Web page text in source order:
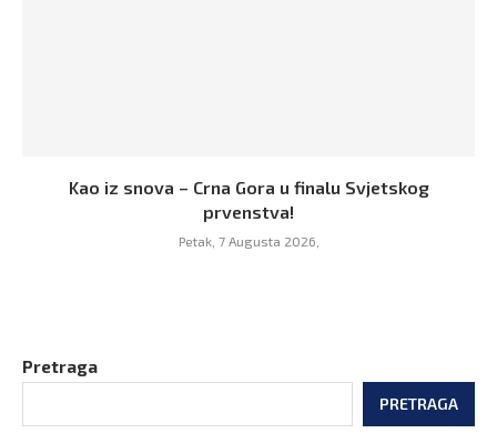
Kao iz snova – Crna Gora u finalu Svjetskog
prvenstva!
Petak, 7 Augusta 2026,
Pretraga
PRETRAGA